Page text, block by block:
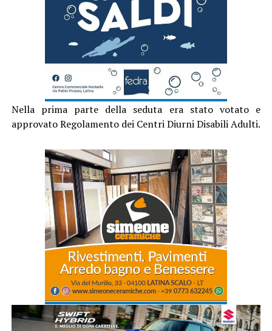
Nella prima parte della seduta era stato votato e
approvato Regolamento dei Centri Diurni Disabili Adulti.